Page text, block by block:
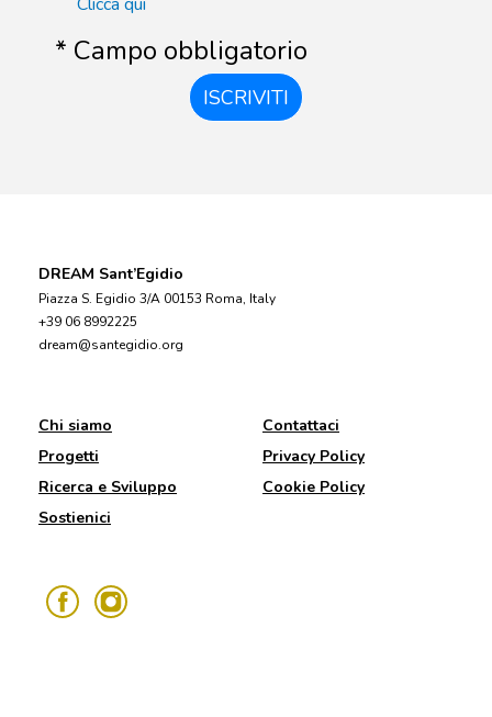
Clicca qui
* Campo obbligatorio
ISCRIVITI
DREAM Sant’Egidio
Piazza S. Egidio 3/A 00153 Roma, Italy
+39 06 8992225
dream@santegidio.org
Chi siamo
Progetti
Ricerca e Sviluppo
Sostienici
Contattaci
Privacy Policy
Cookie Policy